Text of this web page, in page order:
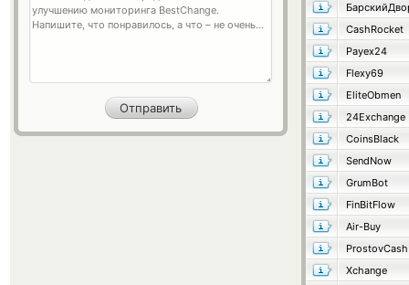
CashRocket
Payex24
Flexy69
EliteObmen
24Exchange
CoinsBlack
SendNow
GrumBot
FinBitFlow
Air-Buy
ProstovCash
Xchange